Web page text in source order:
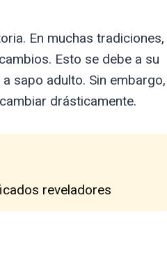
En muchas tradiciones,
Esto se debe a su
sapo adulto. Sin embargo,
drásticamente.
reveladores